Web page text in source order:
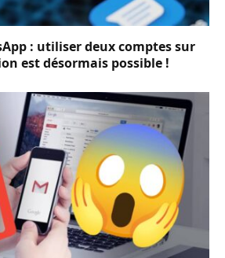
: utiliser deux comptes sur
est désormais possible !